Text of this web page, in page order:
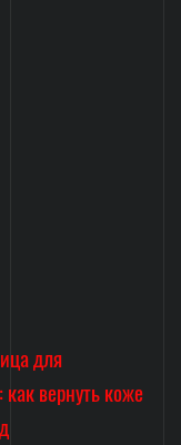
для
вернуть коже